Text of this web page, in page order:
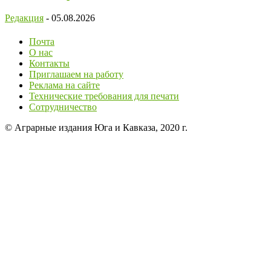
Редакция - 05.08.2026
Почта
О нас
Контакты
Приглашаем на работу
Реклама на сайте
Технические требования для печати
Сотрудничество
© Аграрные издания Юга и Кавказа, 2020 г.